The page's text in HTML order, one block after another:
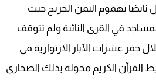
نابضا بهموم اليمن الجريح حيث
في القرى النائية ولم تتوقف
حفر عشرات الآبار الارتوازية في
القرآن الكريم محولة بذلك الصحاري